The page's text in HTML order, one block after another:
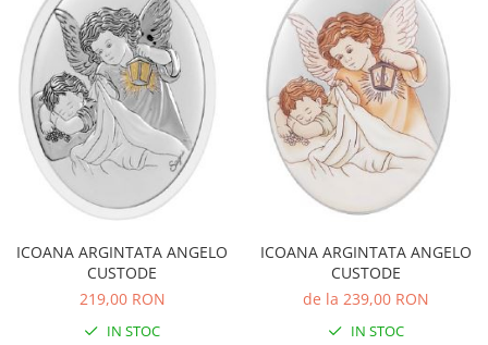
ICOANA ARGINTATA ANGELO
CUSTODE
219,00 RON
IN STOC
ICOANA ARGINTATA ANGELO
CUSTODE
de la 239,00 RON
IN STOC